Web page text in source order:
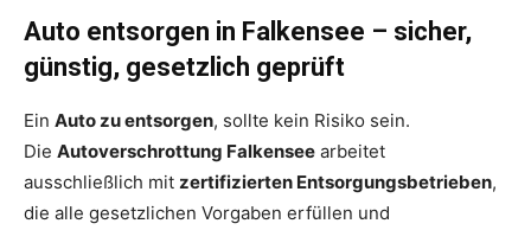
Auto entsorgen in Falkensee – sicher,
günstig, gesetzlich geprüft
Ein Auto zu entsorgen, sollte kein Risiko sein.
Die Autoverschrottung Falkensee arbeitet
ausschließlich mit zertifizierten Entsorgungsbetrieben,
die alle gesetzlichen Vorgaben erfüllen und